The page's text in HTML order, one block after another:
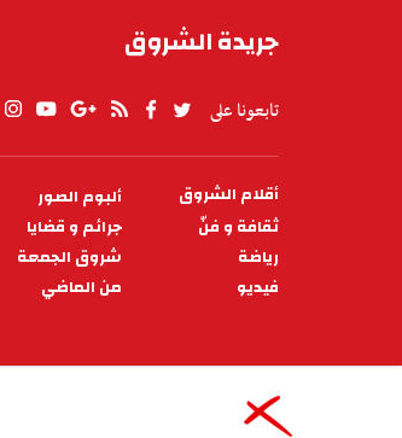
جريدة الشروق
تابعونا على
PIED
DE
PAGE
أقلام الشروق ألبوم الصور
ثقافة و فنّ
جرائم و قضايا
رياضة
شروق الجمعة
فيديو
من الماضي